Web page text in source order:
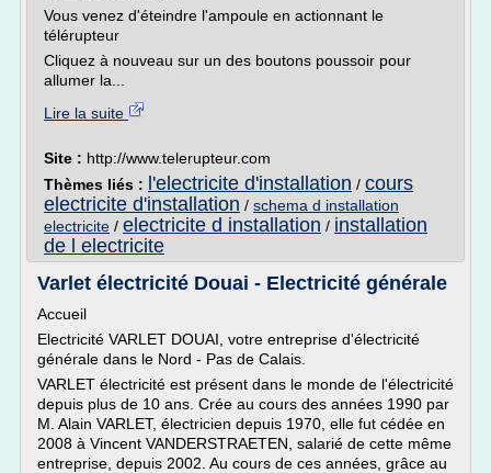
Vous venez d'éteindre l'ampoule en actionnant le
télérupteur
Cliquez à nouveau sur un des boutons poussoir pour
allumer la...
Lire la suite
Site : http://www.telerupteur.com
Thèmes liés :
l'electricite d'installation / cours
electricite d'installation / schema d installation
electricite / electricite d installation / installation
de l electricite
Varlet électricité Douai - Electricité générale
Accueil
Electricité VARLET DOUAI, votre entreprise d'électricité
générale dans le Nord - Pas de Calais.
VARLET électricité est présent dans le monde de l'électricité
depuis plus de 10 ans. Crée au cours des années 1990 par
M. Alain VARLET, électricien depuis 1970, elle fut cédée en
2008 à Vincent VANDERSTRAETEN, salarié de cette même
entreprise, depuis 2002. Au cours de ces années, grâce au